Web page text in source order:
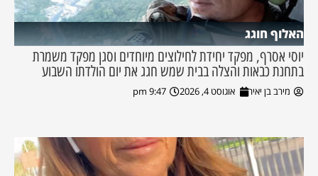
האלוף חוגג
יוסי אסרף, מפקד יחידת לחילוצים מיוחדים וסגן מפקד משמרת
בתחנת כבאות והצלה בבית שמש חגג את יום הולדתו השבוע
מירב בן יאיר אוגוסט 4, 2026 9:47 pm